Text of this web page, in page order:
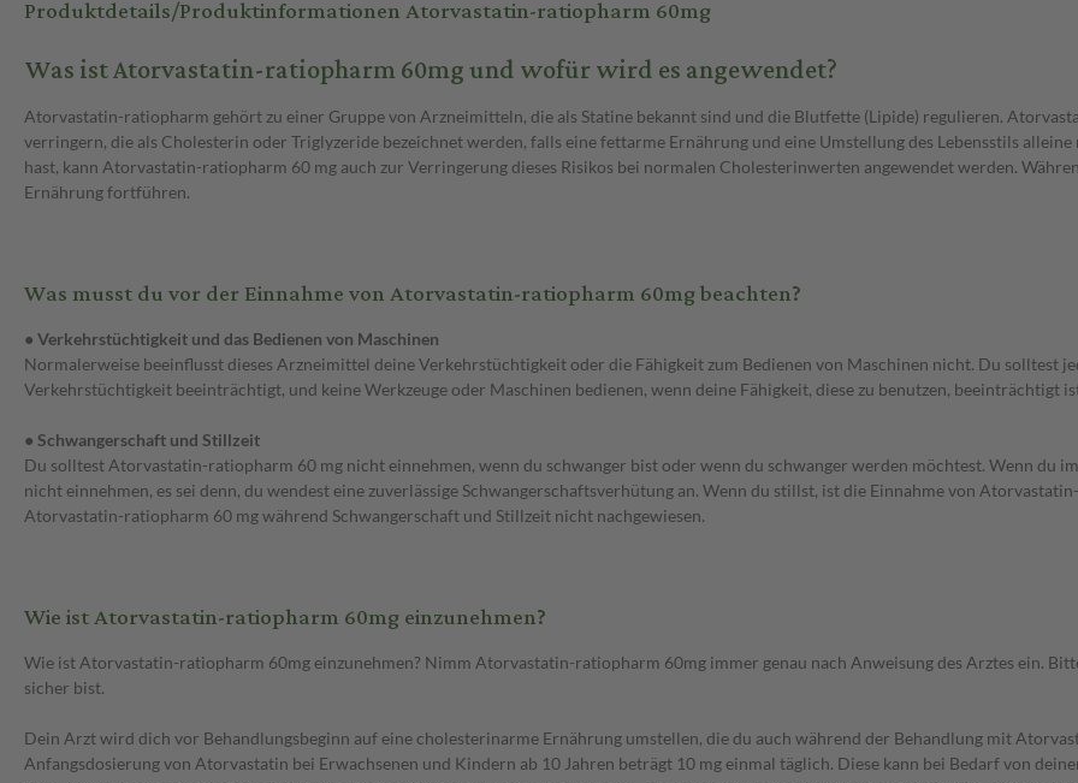
Produktdetails/Produktinformationen Atorvastatin-ratiopharm 60mg
Was ist Atorvastatin-ratiopharm 60mg und wofür wird es angewendet?
Atorvastatin-ratiopharm gehört zu einer Gruppe von Arzneimitteln, die als Statine bekannt sind und die Blutfette (Lipide) regulieren.
verringern, die als Cholesterin oder Triglyzeride bezeichnet werden, falls eine fettarme Ernährung und eine Umstellung des Lebensstils
hast, kann Atorvastatin-ratiopharm 60 mg auch zur Verringerung dieses Risikos bei normalen Cholesterinwerten angewendet werden.
Ernährung fortführen.
Was musst du vor der Einnahme von Atorvastatin-ratiopharm 60mg beachten?
● Verkehrstüchtigkeit und das Bedienen von Maschinen
Normalerweise beeinflusst dieses Arzneimittel deine Verkehrstüchtigkeit oder die Fähigkeit zum Bedienen von Maschinen nicht. Du solltest
Verkehrstüchtigkeit beeinträchtigt, und keine Werkzeuge oder Maschinen bedienen, wenn deine Fähigkeit, diese zu benutzen, beeinträchtigt
● Schwangerschaft und Stillzeit
Du solltest Atorvastatin-ratiopharm 60 mg nicht einnehmen, wenn du schwanger bist oder wenn du schwanger werden möchtest. Wenn du
nicht einnehmen, es sei denn, du wendest eine zuverlässige Schwangerschaftsverhütung an. Wenn du stillst, ist die Einnahme von
Atorvastatin-ratiopharm 60 mg während Schwangerschaft und Stillzeit nicht nachgewiesen.
Wie ist Atorvastatin-ratiopharm 60mg einzunehmen?
Wie ist Atorvastatin-ratiopharm 60mg einzunehmen? Nimm Atorvastatin-ratiopharm 60mg immer genau nach Anweisung des Arztes ein.
sicher bist.
Dein Arzt wird dich vor Behandlungsbeginn auf eine cholesterinarme Ernährung umstellen, die du auch während der Behandlung mit
Anfangsdosierung von Atorvastatin bei Erwachsenen und Kindern ab 10 Jahren beträgt 10 mg einmal täglich. Diese kann bei Bedarf von